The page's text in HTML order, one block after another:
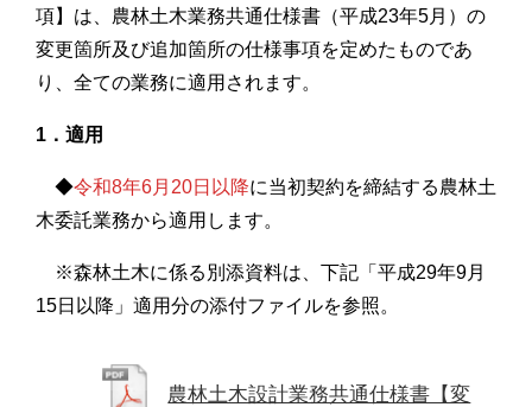
項】は、農林土木業務共通仕様書（平成23年5月）の
変更箇所及び追加箇所の仕様事項を定めたものであ
り、全ての業務に適用されます。
1．適用
◆令和8年6月20日以降に当初契約を締結する農林土
木委託業務から適用します。
※森林土木に係る別添資料は、下記「平成29年9月
15日以降」適用分の添付ファイルを参照。
農林土木設計業務共通仕様書【変